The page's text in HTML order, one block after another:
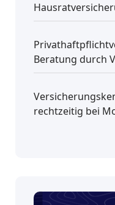
Beratung durch
rechtzeitig bei